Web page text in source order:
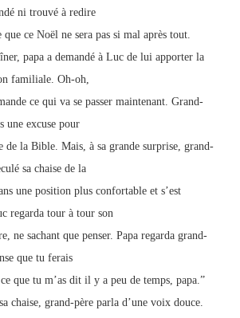
ni trouvé à redire
que ce Noël ne sera pas si mal après tout.
papa a demandé à Luc de lui apporter la
familiale. Oh-oh,
ce qui va se passer maintenant. Grand-
une excuse pour
de la Bible. Mais, à sa grande surprise, grand-
sa chaise de la
une position plus confortable et s’est
regarda tour à tour son
ne sachant que penser. Papa regarda grand-
que tu ferais
que tu m’as dit il y a peu de temps, papa.”
chaise, grand-père parla d’une voix douce.